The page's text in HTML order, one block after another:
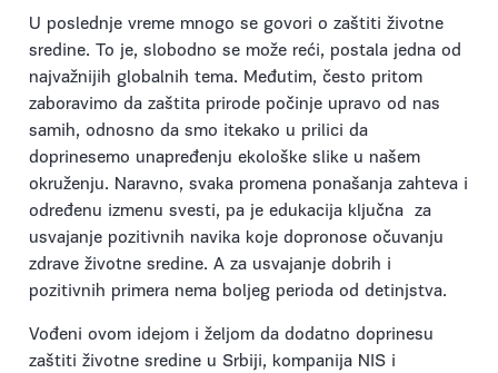
U poslednje vreme mnogo se govori o zaštiti životne
sredine. To je, slobodno se može reći, postala jedna od
najvažnijih globalnih tema. Međutim, često pritom
zaboravimo da zaštita prirode počinje upravo od nas
samih, odnosno da smo itekako u prilici da
doprinesemo unapređenju ekološke slike u našem
okruženju. Naravno, svaka promena ponašanja zahteva i
određenu izmenu svesti, pa je edukacija ključna za
usvajanje pozitivnih navika koje dopronose očuvanju
zdrave životne sredine. A za usvajanje dobrih i
pozitivnih primera nema boljeg perioda od detinjstva.
Vođeni ovom idejom i željom da dodatno doprinesu
zaštiti životne sredine u Srbiji, kompanija NIS i